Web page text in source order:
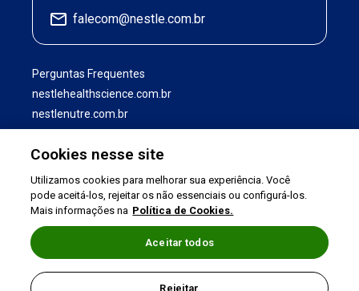
falecom@nestle.com.br
Perguntas Frequentes
nestlehealthscience.com.br
nestlenutre.com.br
Política de Privacidade
Cookies nesse site
Utilizamos cookies para melhorar sua experiência. Você
pode aceitá-los, rejeitar os não essenciais ou configurá-los.
Mais informações na Política de Cookies.
Rejeitar
Aceitar todos